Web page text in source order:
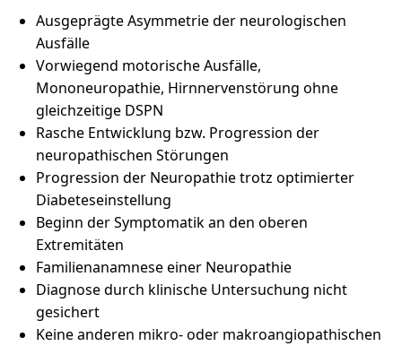
Ausgeprägte Asymmetrie der neurologischen
Ausfälle
Vorwiegend motorische Ausfälle,
Mononeuropathie, Hirnnervenstörung ohne
gleichzeitige DSPN
Rasche Entwicklung bzw. Progression der
neuropathischen Störungen
Progression der Neuropathie trotz optimierter
Diabeteseinstellung
Beginn der Symptomatik an den oberen
Extremitäten
Familienanamnese einer Neuropathie
Diagnose durch klinische Untersuchung nicht
gesichert
Keine anderen mikro- oder makroangiopathischen